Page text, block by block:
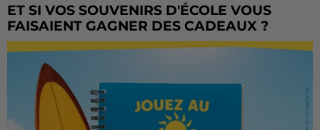
ET SI VOS SOUVENIRS D'ÉCOLE VOUS
FAISAIENT GAGNER DES CADEAUX ?